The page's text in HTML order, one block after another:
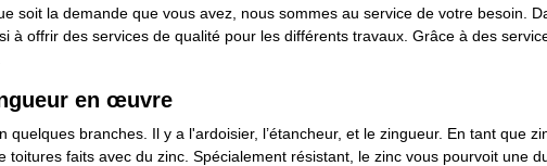
soit la demande que vous avez, nous sommes au service de votre besoin.
à offrir des services de qualité pour les différents travaux. Grâce à des
en œuvre
quelques branches. Il y a l'ardoisier, l’étancheur, et le zingueur. En tant que
toitures faits avec du zinc. Spécialement résistant, le zinc vous pourvoit une